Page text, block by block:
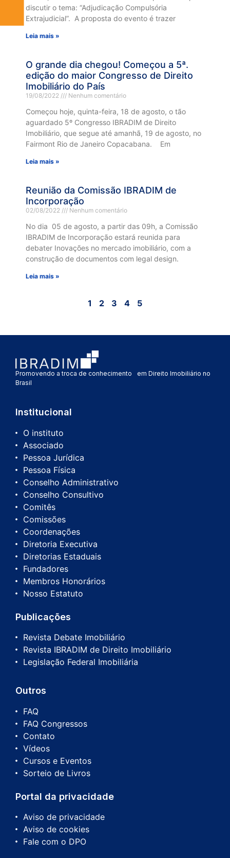
discutir o tema: “Adjudicação Compulsória
Extrajudicial”. A proposta do evento é trazer
Leia mais »
O grande dia chegou! Começou a 5ª.
edição do maior Congresso de Direito
Imobiliário do País
19/08/2022 Nenhum comentário
Começou hoje, quinta-feira, 18 de agosto, o tão
aguardado 5º Congresso IBRADIM de Direito
Imobiliário, que segue até amanhã, 19 de agosto, no
Fairmont Rio de Janeiro Copacabana. Em
Leia mais »
Reunião da Comissão IBRADIM de
Incorporação
02/08/2022 Nenhum comentário
No dia 05 de agosto, a partir das 09h, a Comissão
IBRADIM de Incorporação estará reunida para
debater Inovações no mercado imobiliário, com a
construção de documentos com legal design.
Leia mais »
1 2 3 4 5
Promovendo a troca de conhecimento em Direito Imobiliário no
Brasil
Institucional
O instituto
Associado
Pessoa Jurídica
Pessoa Física
Conselho Administrativo
Conselho Consultivo
Comitês
Comissões
Coordenações
Diretoria Executiva
Diretorias Estaduais
Fundadores
Membros Honorários
Nosso Estatuto
Publicações
Revista Debate Imobiliário
Revista IBRADIM de Direito Imobiliário
Legislação Federal Imobiliária
Outros
FAQ
FAQ Congressos
Contato
Vídeos
Cursos e Eventos
Sorteio de Livros
Portal da privacidade
Aviso de privacidade
Aviso de cookies
Fale com o DPO